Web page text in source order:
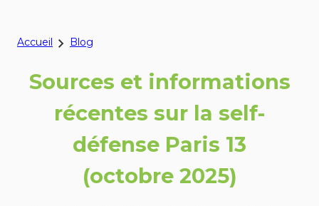
Accueil Blog
Sources et informations
récentes sur la self-
défense Paris 13
(octobre 2025)